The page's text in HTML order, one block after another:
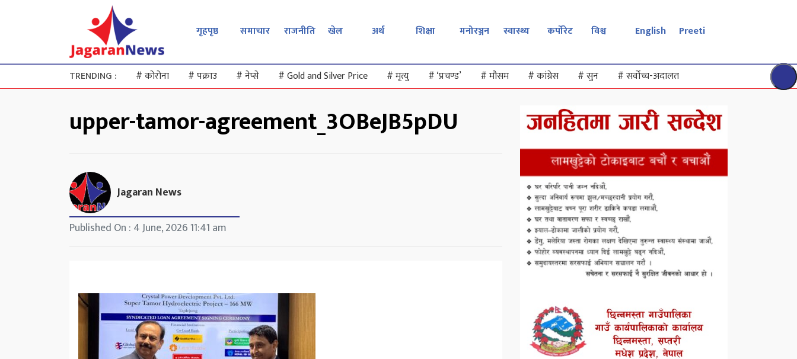
गृहपृष्ठ समाचार राजनीति खेल अर्थ शिक्षा मनोरञ्जन स्वास्थ्य कर्पोरेट विश्व English Preeti
TRENDING : #कोरोना #पक्राउ #नेप्से #Gold and Silver Price #मृत्यु #‘प्रचण्ड’ #मौसम #कांग्रेस #सुन #सर्वोच्च-अदालत
upper-tamor-agreement_3OBeJB5pDU
Jagaran News
Published On : 4 June, 2026 11:41 am